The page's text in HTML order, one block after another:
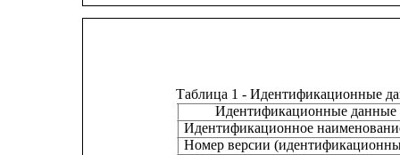
Таблица 1 - Идентификационные
Идентификационные данные
Идентификационное
Номер версии